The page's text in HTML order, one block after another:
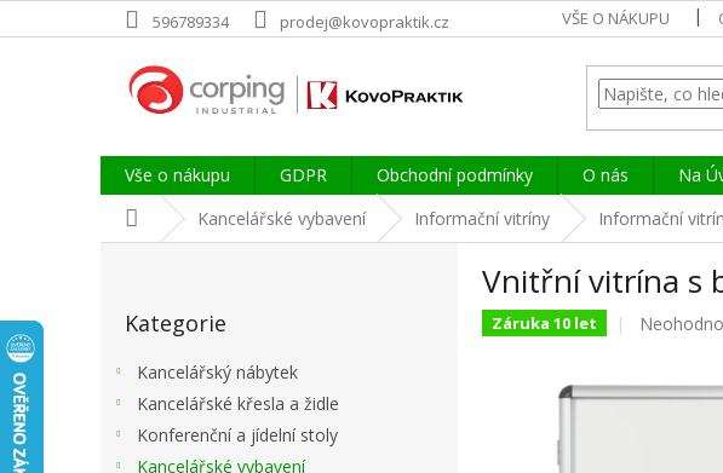
na
596789334 prodej@kovopraktik.cz VŠE O NÁKUPU
Vše o nákupu GDPR Obchodní podmínky O nás Na
Domů Kancelářské vybavení Informační vitríny Informační
kategorie
Kategorie
Kancelářský nábytek
Kancelářské křesla a židle
Konferenční a jídelní stoly
Kancelářské vybavení
Vnitřní vitrína s
Záruka 10 let
Průměrné
je